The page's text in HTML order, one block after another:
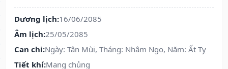
Dương lịch:16/06/2085
Âm lịch:25/05/2085
Can chi:Ngày: Tân Mùi, Tháng: Nhâm Ngọ, Năm: Ất Tỵ
Tiết khí:Mang chủng